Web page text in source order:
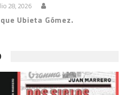
28, 2026
Ubieta Gómez.